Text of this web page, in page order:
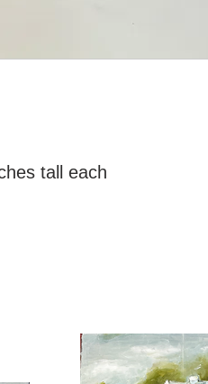
tall each